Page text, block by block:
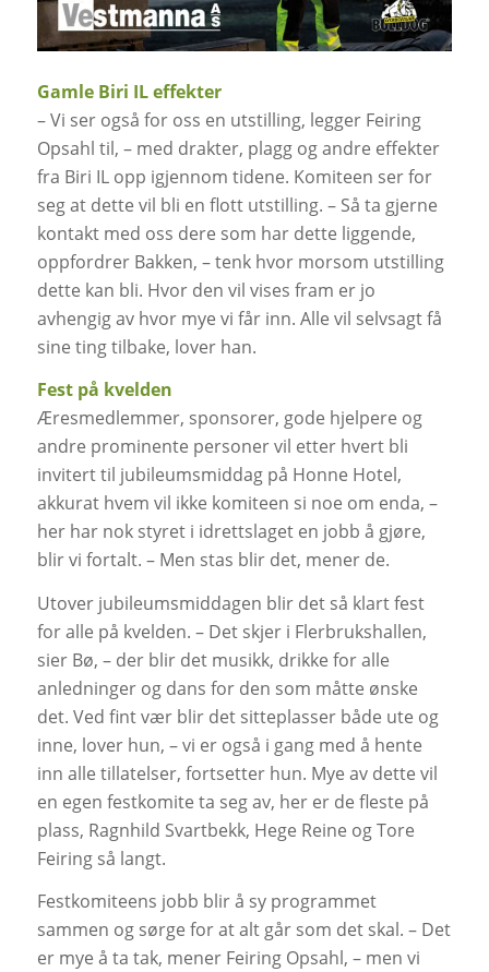
Gamle Biri IL effekter
– Vi ser også for oss en utstilling, legger Feiring
Opsahl til, – med drakter, plagg og andre effekter
fra Biri IL opp igjennom tidene. Komiteen ser for
seg at dette vil bli en flott utstilling. – Så ta gjerne
kontakt med oss dere som har dette liggende,
oppfordrer Bakken, – tenk hvor morsom utstilling
dette kan bli. Hvor den vil vises fram er jo
avhengig av hvor mye vi får inn. Alle vil selvsagt få
sine ting tilbake, lover han.
Fest på kvelden
Æresmedlemmer, sponsorer, gode hjelpere og
andre prominente personer vil etter hvert bli
invitert til jubileumsmiddag på Honne Hotel,
akkurat hvem vil ikke komiteen si noe om enda, –
her har nok styret i idrettslaget en jobb å gjøre,
blir vi fortalt. – Men stas blir det, mener de.
Utover jubileumsmiddagen blir det så klart fest
for alle på kvelden. – Det skjer i Flerbrukshallen,
sier Bø, – der blir det musikk, drikke for alle
anledninger og dans for den som måtte ønske
det. Ved fint vær blir det sitteplasser både ute og
inne, lover hun, – vi er også i gang med å hente
inn alle tillatelser, fortsetter hun. Mye av dette vil
en egen festkomite ta seg av, her er de fleste på
plass, Ragnhild Svartbekk, Hege Reine og Tore
Feiring så langt.
Festkomiteens jobb blir å sy programmet
sammen og sørge for at alt går som det skal. – Det
er mye å ta tak, mener Feiring Opsahl, – men vi